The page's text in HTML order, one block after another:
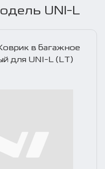
UNI-L
в багажное
L (LT)